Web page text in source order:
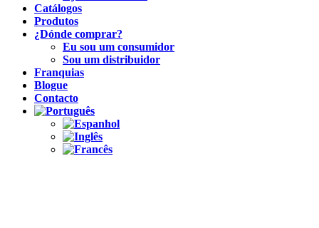
Catálogos
Produtos
¿Dónde comprar?
Eu sou um consumidor
Sou um distribuidor
Franquias
Blogue
Contacto